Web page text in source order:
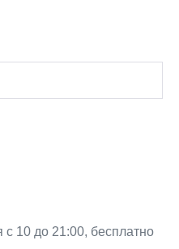
с 10 до 21:00, бесплатно